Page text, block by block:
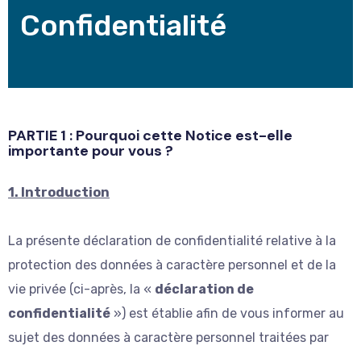
Confidentialité
PARTIE 1 : Pourquoi cette Notice est-elle
importante pour vous ?
1. Introduction
La présente déclaration de confidentialité relative à la
protection des données à caractère personnel et de la
vie privée (ci-après, la « déclaration de
confidentialité ») est établie afin de vous informer au
sujet des données à caractère personnel traitées par